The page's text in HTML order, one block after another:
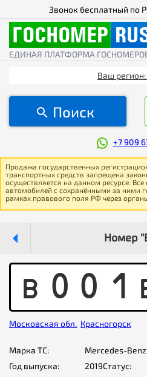
Звонок бесплатный по
ЕДИНАЯ ПЛАТФОРМА
Ваш
Поиск
+7 909
Продажа государственных
транспортных средств запрещена
осуществляется на данном ресурсе.
автомобилей с сохранёнными за ними
рамках правового поля РФ через
Номер
B 0 0 1
Московская обл., Красногорск
Марка ТС:
Mercedes-Benz
Год выпуска:
2019Статус: